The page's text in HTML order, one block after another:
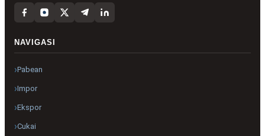
NAVIGASI
Pabean
Impor
Ekspor
Cukai